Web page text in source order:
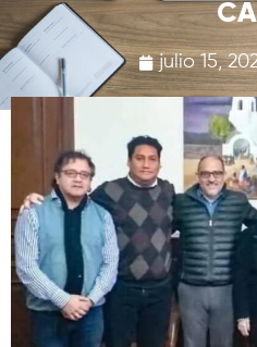
julio 15,